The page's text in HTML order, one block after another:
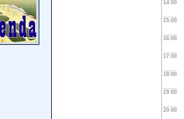
14:00
15:00
16:00
17:00
18:00
19:00
20:00